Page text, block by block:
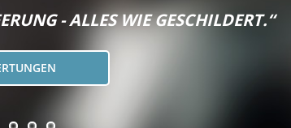
- ALLES WIE GESCHILDERT.“